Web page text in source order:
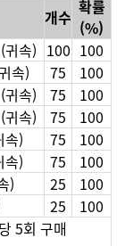
개수 확률
(%)
귀속) 100 100
속)
75
100
귀속)
75
100
귀속)
75
100
속)
75
100
속)
75
100
)
25
100
25 100
5회 구매